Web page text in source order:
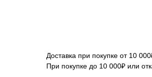
Доставка при покупке от 10
При покупке до 10 000₽ или